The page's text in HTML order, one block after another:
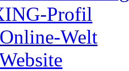
Profil
Welt